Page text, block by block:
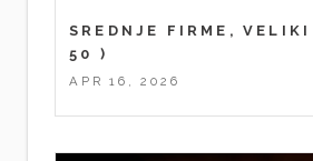
SREDNJE FIRME, VELIKI
50 )
APR 16, 2026